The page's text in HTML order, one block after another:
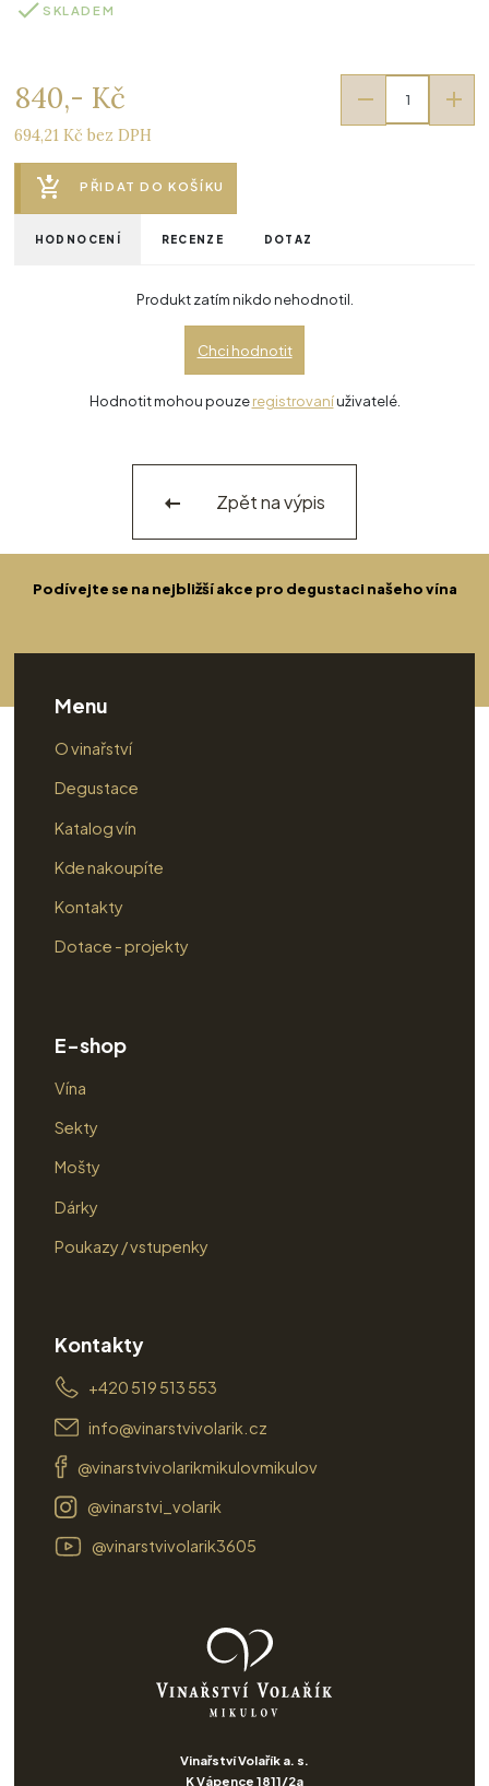
SKLADEM
840,- Kč
694,21 Kč bez DPH
PŘIDAT DO KOŠÍKU
HODNOCENÍ RECENZE DOTAZ
Produkt zatím nikdo nehodnotil.
Chci hodnotit
Hodnotit mohou pouzeregistrovaníuživatelé.
Zpět na výpis
Podívejte se na nejbližší akce pro degustaci našeho vína
Menu
O vinařství
Degustace
Katalog vín
Kde nakoupíte
Kontakty
Dotace - projekty
E-shop
Vína
Sekty
Mošty
Dárky
Poukazy / vstupenky
Kontakty
+420 519 513 553
info@vinarstvivolarik.cz
@vinarstvivolarikmikulovmikulov
@vinarstvi_volarik
@vinarstvivolarik3605
Vinařství Volařík a. s.
K Vápence 1811/2a